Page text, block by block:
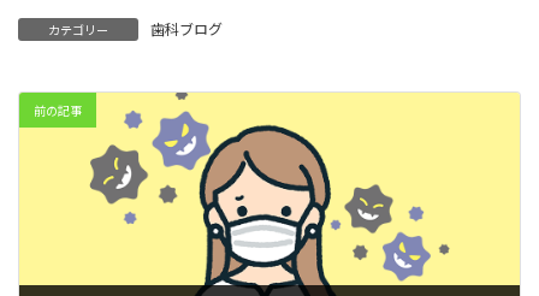
カテゴリー 歯科ブログ
前の記事